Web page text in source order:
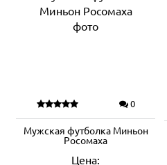
0
Мужская футболка Миньон
Росомаха
Цена: